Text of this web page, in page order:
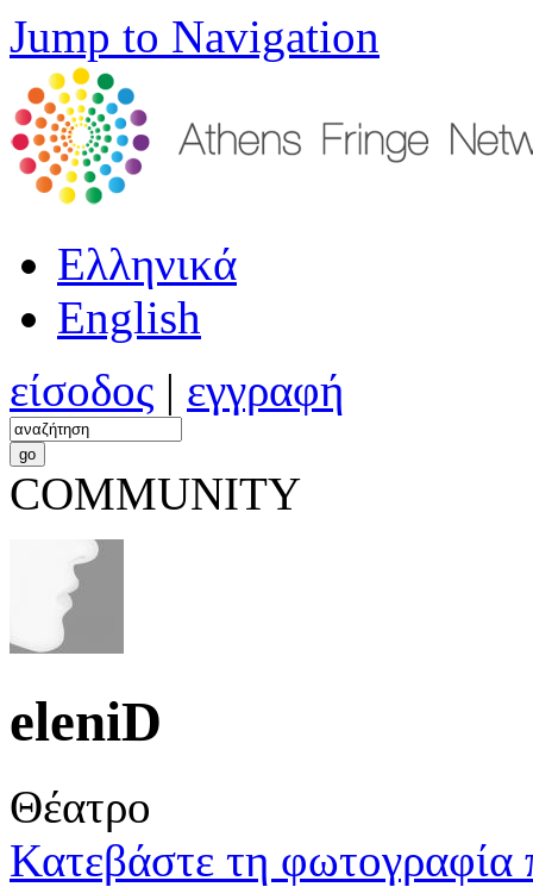
Jump to Navigation
Ελληνικά
English
είσοδος | εγγραφή
COMMUNITY
eleniD
Θέατρο
Κατεβάστε τη φωτογραφία